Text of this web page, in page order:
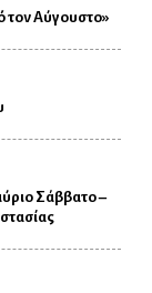
τον Αύγουστο»
Σάββατο –